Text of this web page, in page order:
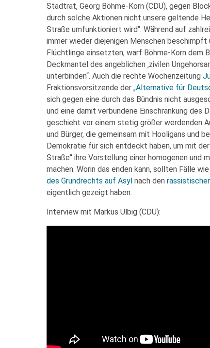
Stadtrat, Georg Böhme-Korn (CDU), gegen
durch solche Aktionen nicht unsere geltende
Straße umfunktioniert wird“. Während auf
immer wieder diejenigen Menschen
Flüchtlinge einsetzten, warf Böhme-Korn dem
Deckmantel des angeblichen ‚zivilen
unterbinden“. Auch die rechte Wochenzeitung
Fraktionsvorsitzende der „Alternative für
sich gegen eine durch das Bündnis nicht
und eine damit verbundene Einschränkung
geschieht vor einem stetig größer werdenden
und Bürger, die gemeinsam mit Hooligans und
Demokratie für sich entdeckt haben, um mit
Straße“ ihre Vorstellung einer homogenen und
machen. Worin das enden kann, sollten Fälle
des Grundrechts auf Asyl nach den
eigentlich gezeigt haben.
Interview mit Markus Ulbig (CDU):